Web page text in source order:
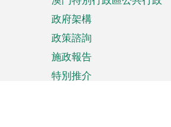
政府架構
政策諮詢
施政報告
特別推介